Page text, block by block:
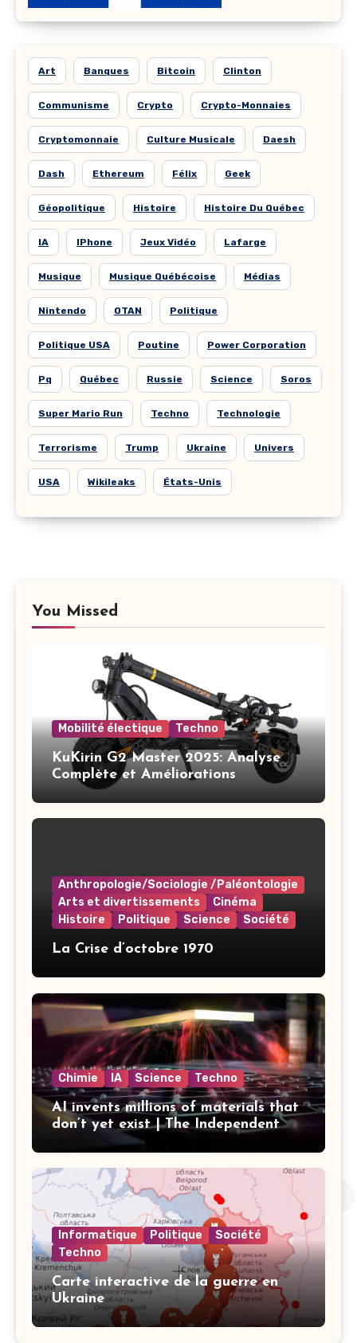
Art Banques Bitcoin Clinton
Communisme Crypto Crypto-Monnaies
Cryptomonnaie Culture Musicale Daesh
Dash Ethereum Félix Geek
Géopolitique Histoire Histoire Du Québec
IA IPhone Jeux Vidéo Lafarge
Musique Musique Québécoise Médias
Nintendo OTAN Politique
Politique USA Poutine Power Corporation
Pq Québec Russie Science Soros
Super Mario Run Techno Technologie
Terrorisme Trump Ukraine Univers
USA Wikileaks États-Unis
You Missed
Mobilité électique Techno
KuKirin G2 Master 2025: Analyse
Complète et Améliorations
Anthropologie/Sociologie /Paléontologie
Arts et divertissements
Cinéma
Histoire
Politique Science Société
La Crise d’octobre 1970
Chimie IA Science Techno
AI invents millions of materials that
don’t yet exist | The Independent
Informatique Politique
Société
Techno
Carte interactive de la guerre en
Ukraine